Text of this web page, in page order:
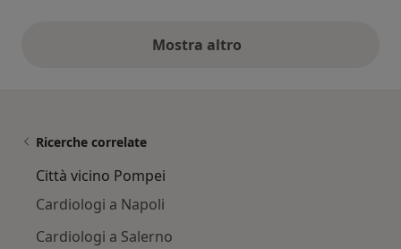
Mostra altroopinioni di cui sopra
Ricerche correlate
Città vicino Pompei
Cardiologi a Napoli
Cardiologi a Salerno